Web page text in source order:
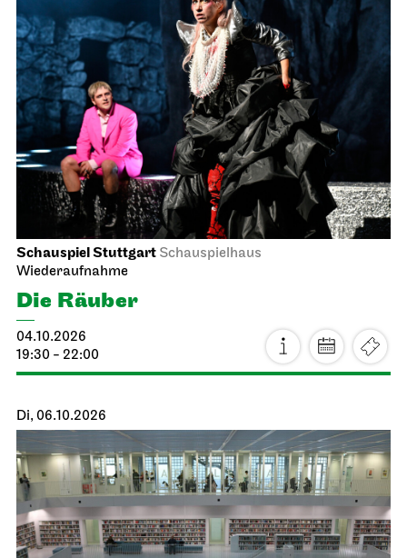
Schauspiel Stuttgart Schauspielhaus
Wiederaufnahme
Die Räuber
04.10.2026
19:30 - 22:00
Di, 06.10.2026